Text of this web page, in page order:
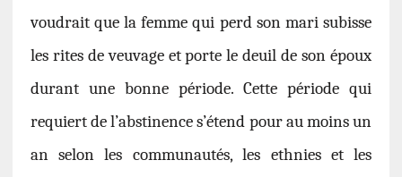
voudrait que la femme qui perd son mari subisse
les rites de veuvage et porte le deuil de son époux
durant une bonne période. Cette période qui
requiert de l’abstinence s’étend pour au moins un
an selon les communautés, les ethnies et les